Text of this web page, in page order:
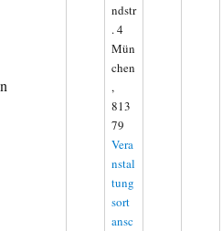
ndstr
. 4
Mün
chen
,
813
79
Vera
nstal
tung
sort
ansc